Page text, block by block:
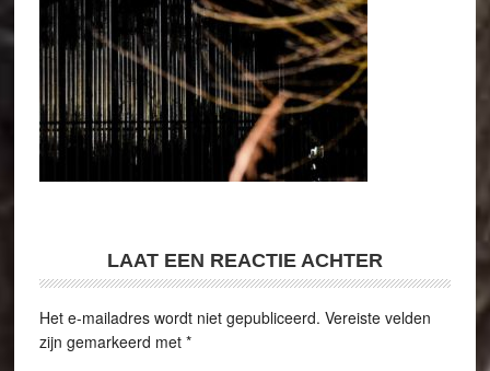
LAAT EEN REACTIE ACHTER
Het e-mailadres wordt niet gepubliceerd. Vereiste velden
zijn gemarkeerd met *